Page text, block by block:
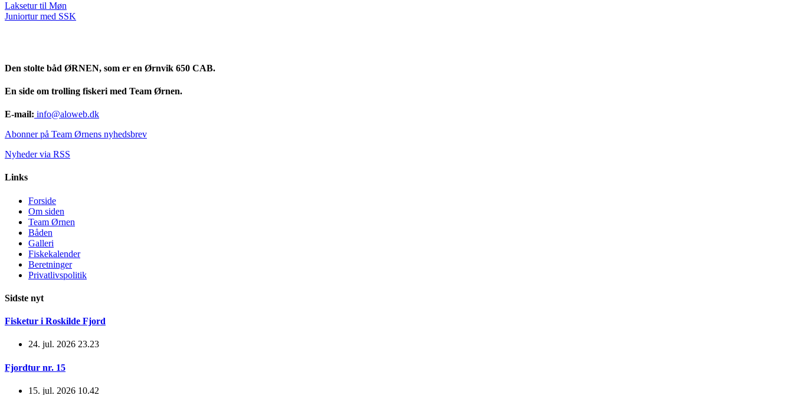
Laksetur til Møn
Juniortur med SSK
Den stolte båd ØRNEN, som er en Ørnvik 650 CAB.
En side om trolling fiskeri med Team Ørnen.
E-mail: info@aloweb.dk
Abonner på Team Ørnens nyhedsbrev
Nyheder via RSS
Links
Forside
Om siden
Team Ørnen
Båden
Galleri
Fiskekalender
Beretninger
Privatlivspolitik
Sidste nyt
Fisketur i Roskilde Fjord
24. jul. 2026 23.23
Fjordtur nr. 15
15. jul. 2026 10.42